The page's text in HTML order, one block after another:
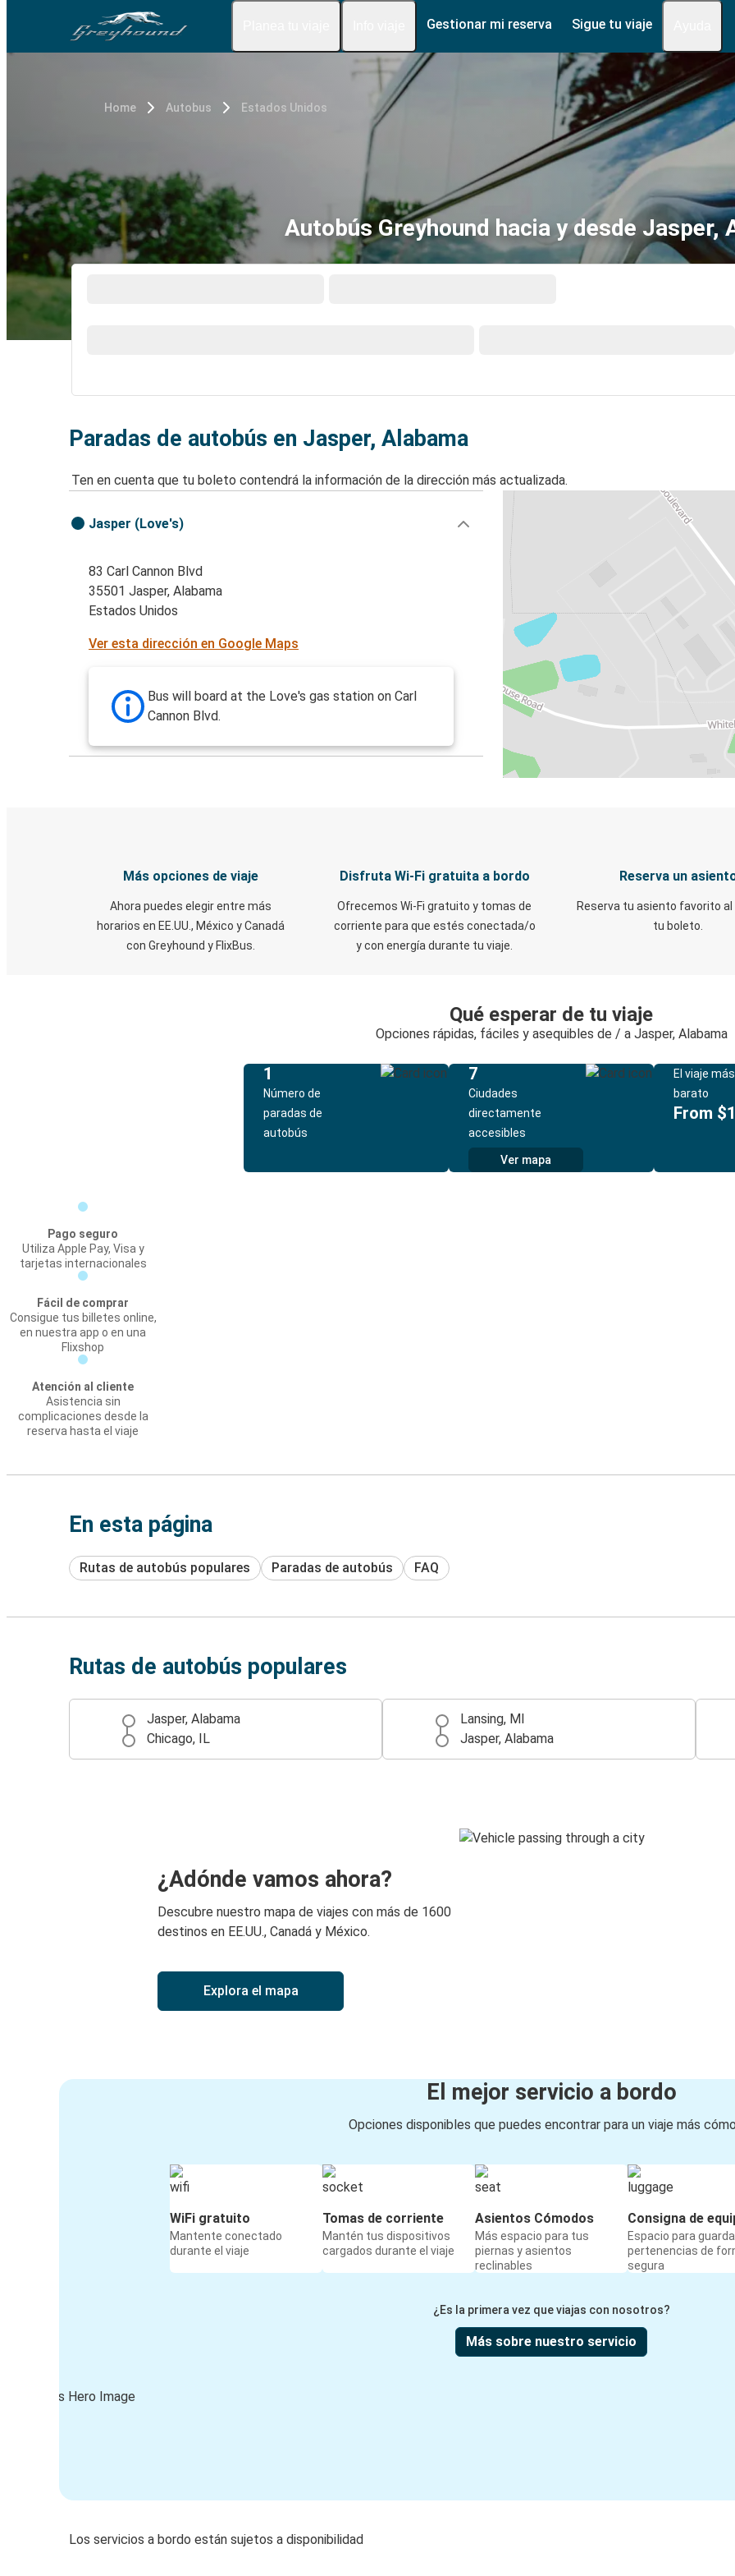
Gestionar mi reserva Sigue tu viaje
Home Autobus Estados Unidos
Autobús Greyhound hacia y desde Jasper,
Paradas de autobús en Jasper, Alabama
Ten en cuenta que tu boleto contendrá la información de la dirección más actualizada.
Jasper (Love's)
83 Carl Cannon Blvd
35501 Jasper, Alabama
Estados Unidos
Ver esta dirección en Google Maps
Bus will board at the Love's gas station on Carl
Cannon Blvd.
Más opciones de viaje
Ahora puedes elegir entre más
horarios en EE.UU., México y Canadá
con Greyhound y FlixBus.
Disfruta Wi-Fi gratuita a bordo
Ofrecemos Wi-Fi gratuito y tomas de
corriente para que estés conectada/o
y con energía durante tu viaje.
Reserva un
Reserva tu asiento favorito al
tu boleto.
Qué esperar de tu viaje
Opciones rápidas, fáciles y asequibles de / a Jasper, Alabama
1
Número de
paradas de
autobús
7
Ciudades
directamente
accesibles
Ver mapa
El viaje más
barato
From
Pago seguro
Utiliza Apple Pay, Visa y
tarjetas internacionales
Fácil de comprar
Consigue tus billetes online,
en nuestra app o en una
Flixshop
Atención al cliente
Asistencia sin
complicaciones desde la
reserva hasta el viaje
En esta página
Rutas de autobús populares Paradas de autobús FAQ
Rutas de autobús populares
Jasper, Alabama
Chicago, IL
Lansing, MI
Jasper, Alabama
¿Adónde vamos ahora?
Descubre nuestro mapa de viajes con más de 1600
destinos en EE.UU., Canadá y México.
Explora el mapa
El mejor servicio a bordo
Opciones disponibles que puedes encontrar para un viaje más
WiFi gratuito
Mantente conectado
durante el viaje
Tomas de corriente
Mantén tus dispositivos
cargados durante el viaje
Asientos Cómodos
Más espacio para tus
piernas y asientos
reclinables
Consigna de
Espacio para
pertenencias de
segura
¿Es la primera vez que viajas con nosotros?
Más sobre nuestro servicio
Los servicios a bordo están sujetos a disponibilidad